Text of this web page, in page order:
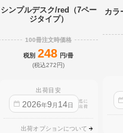
シンプルデスク/red（7ペー
ジタイプ）
100冊注文時価格
税別 248 円/冊
(税込272円)
出荷目安
2026年9 月 14日
迄に
出荷
出荷オプションについて
カラ